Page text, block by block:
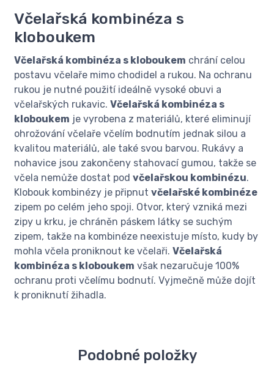
Včelařská kombinéza s
kloboukem
Včelařská kombinéza s kloboukem chrání celou
postavu včelaře mimo chodidel a rukou. Na ochranu
rukou je nutné použití ideálně vysoké obuvi a
včelařských rukavic. Včelařská kombinéza s
kloboukem je vyrobena z materiálů, které eliminují
ohrožování včelaře včelím bodnutím jednak silou a
kvalitou materiálů, ale také svou barvou. Rukávy a
nohavice jsou zakončeny stahovací gumou, takže se
včela nemůže dostat pod včelařskou kombinézu.
Klobouk kombinézy je připnut včelařské kombinéze
zipem po celém jeho spoji. Otvor, který vzniká mezi
zipy u krku, je chráněn páskem látky se suchým
zipem, takže na kombinéze neexistuje místo, kudy by
mohla včela proniknout ke včelaři. Včelařská
kombinéza s kloboukem však nezaručuje 100%
ochranu proti včelímu bodnutí. Vyjmečně může dojít
k proniknutí žihadla.
Podobné položky